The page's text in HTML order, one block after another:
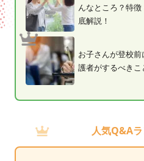
んなところ？特
底解説！
お子さんが登校
護者がするべきこ
人気Q&A